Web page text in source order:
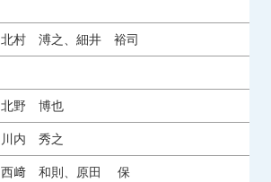
北村 溥之、細井 裕司
北野 博也
川内 秀之
西﨑 和則、原田 保